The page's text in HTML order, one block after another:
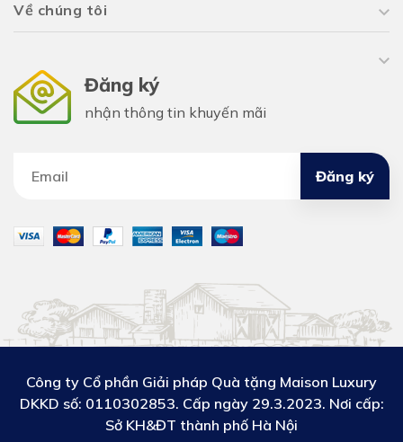
Về chúng tôi
Đăng ký
nhận thông tin khuyến mãi
Đăng ký
Công ty Cổ phần Giải pháp Quà tặng Maison Luxury
DKKD số: 0110302853. Cấp ngày 29.3.2023. Nơi cấp:
Sở KH&ĐT thành phố Hà Nội